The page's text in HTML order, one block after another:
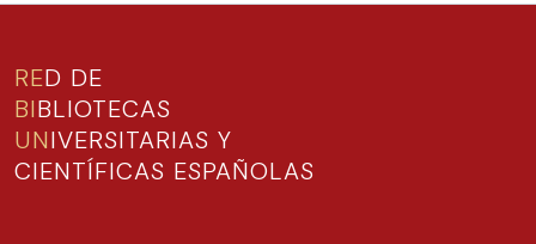
RED DE
BIBLIOTECAS
UNIVERSITARIAS Y
CIENTÍFICAS ESPAÑOLAS